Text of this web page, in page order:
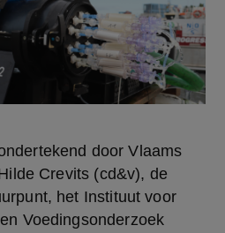
door Vlaams
Crevits (cd&v), de
het Instituut voor
Voedingsonderzoek